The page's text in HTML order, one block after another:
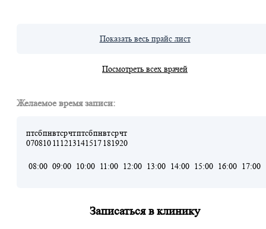
Показать весь прайс лист
Посмотреть всех врачей
Желаемое время записи:
пт
07
сб
08
пн
10
вт
11
ср
12
чт
13
пт
14
сб
15
пн
17
вт
18
ср
19
чт
20
08:00 09:00 10:00 11:00 12:00 13:00 14:00 15:00 16:00 17:00
Записаться в клинику